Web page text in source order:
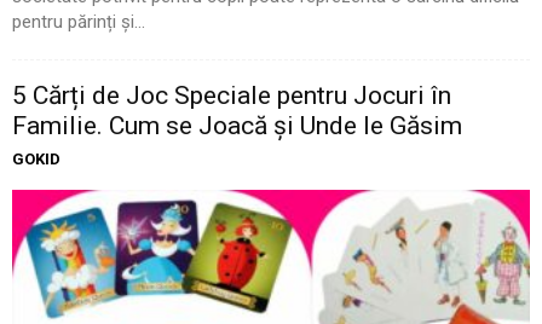
pentru părinți și...
5 Cărți de Joc Speciale pentru Jocuri în
Familie. Cum se Joacă și Unde le Găsim
GOKID